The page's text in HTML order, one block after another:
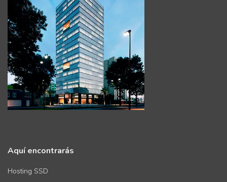
Aquí encontrarás
Hosting SSD